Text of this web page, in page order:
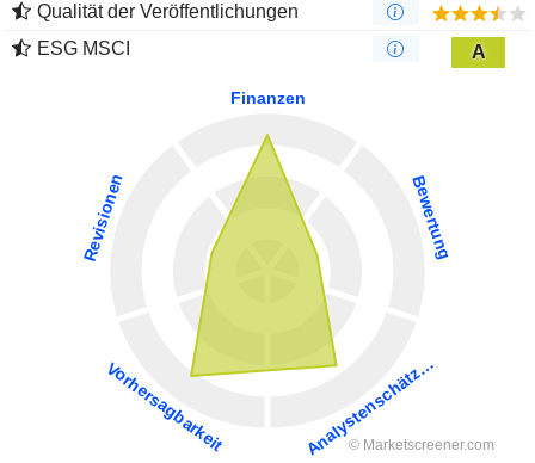
Qualität der Veröffentlichungen
ESG MSCI
A